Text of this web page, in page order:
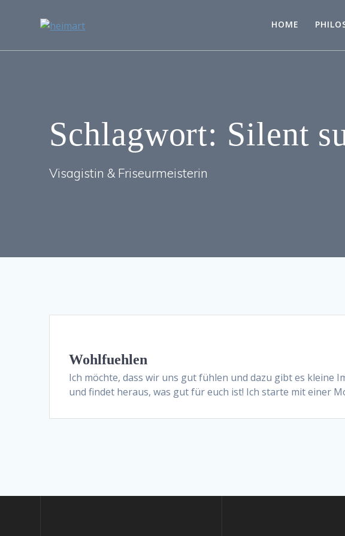
HOME
Schlagwort: Silent
Visagistin & Friseurmeisterin
Wohlfuehlen
Ich möchte, dass wir uns gut fühlen und dazu gibt es kleine
und findet heraus, was gut für euch ist! Ich starte mit einer